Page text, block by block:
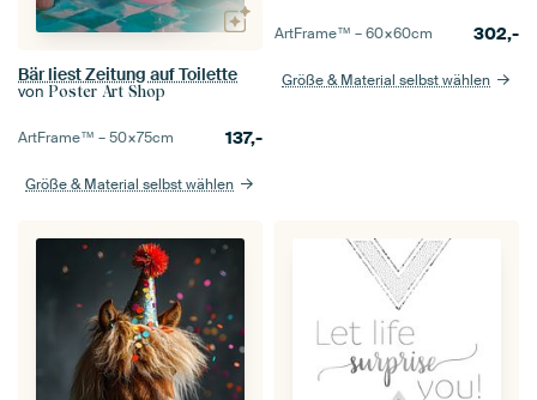
Bär liest Zeitung auf Toilette
von Poster Art Shop
ArtFrame™ –50×75cm 137,-
Größe & Material selbst wählen
ArtFrame™ –60×60cm 302,-
Größe & Material selbst wählen